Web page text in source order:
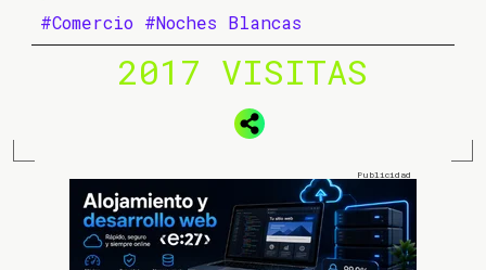
#Comercio #Noches Blancas
2017 VISITAS